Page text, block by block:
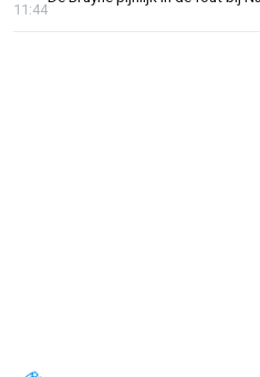
11:44